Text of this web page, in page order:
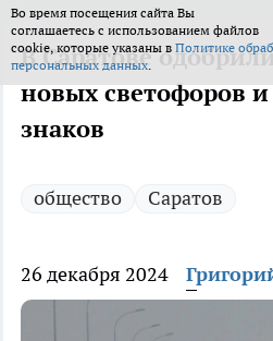
Во время посещения сайта Вы
соглашаетесь с использованием файлов
cookie, которые указаны в Политике
персональных данных.
В Саратове
новых светофоров
знаков
общество Саратов
26 декабря 2024